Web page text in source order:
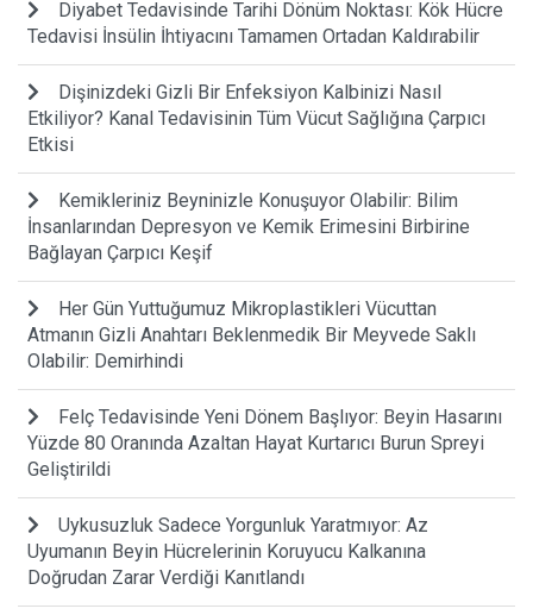
Diyabet Tedavisinde Tarihi Dönüm Noktası: Kök Hücre
Tedavisi İnsülin İhtiyacını Tamamen Ortadan Kaldırabilir
Dişinizdeki Gizli Bir Enfeksiyon Kalbinizi Nasıl
Etkiliyor? Kanal Tedavisinin Tüm Vücut Sağlığına Çarpıcı
Etkisi
Kemikleriniz Beyninizle Konuşuyor Olabilir: Bilim
İnsanlarından Depresyon ve Kemik Erimesini Birbirine
Bağlayan Çarpıcı Keşif
Her Gün Yuttuğumuz Mikroplastikleri Vücuttan
Atmanın Gizli Anahtarı Beklenmedik Bir Meyvede Saklı
Olabilir: Demirhindi
Felç Tedavisinde Yeni Dönem Başlıyor: Beyin Hasarını
Yüzde 80 Oranında Azaltan Hayat Kurtarıcı Burun Spreyi
Geliştirildi
Uykusuzluk Sadece Yorgunluk Yaratmıyor: Az
Uyumanın Beyin Hücrelerinin Koruyucu Kalkanına
Doğrudan Zarar Verdiği Kanıtlandı